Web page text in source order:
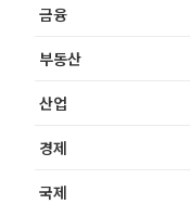
금융
부동산
산업
경제
국제